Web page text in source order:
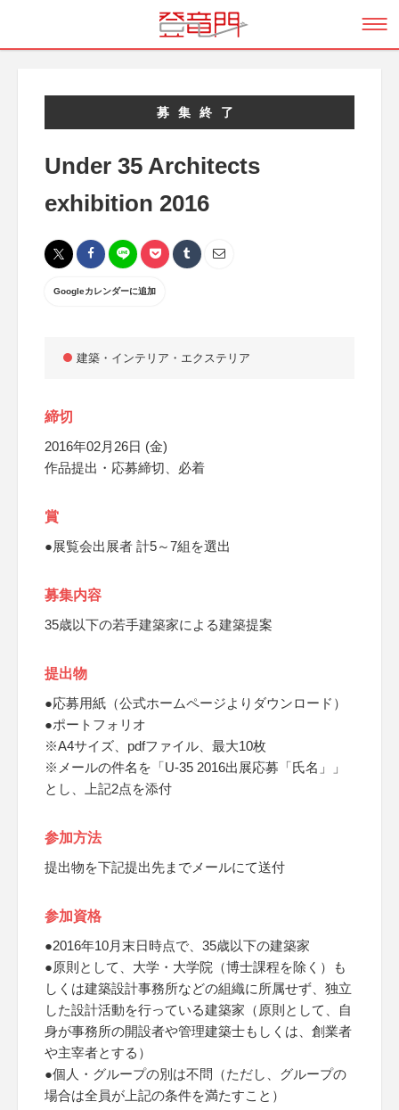
募集終了
Under 35 Architects
exhibition 2016
Googleカレンダーに追加
建築・インテリア・エクステリア
締切
2016年02月26日 (金)
作品提出・応募締切、必着
賞
●展覧会出展者 計5～7組を選出
募集内容
35歳以下の若手建築家による建築提案
提出物
●応募用紙（公式ホームページよりダウンロード）
●ポートフォリオ
※A4サイズ、pdfファイル、最大10枚
※メールの件名を「U-35 2016出展応募「氏名」」
とし、上記2点を添付
参加方法
提出物を下記提出先までメールにて送付
参加資格
●2016年10月末日時点で、35歳以下の建築家
●原則として、大学・大学院（博士課程を除く）も
しくは建築設計事務所などの組織に所属せず、独立
した設計活動を行っている建築家（原則として、自
身が事務所の開設者や管理建築士もしくは、創業者
や主宰者とする）
●個人・グループの別は不問（ただし、グループの
場合は全員が上記の条件を満たすこと）